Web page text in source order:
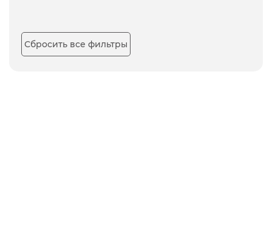
Сбросить все фильтры